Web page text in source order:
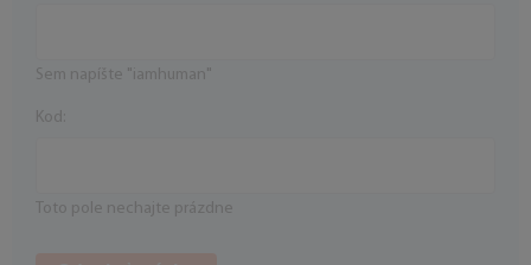
Sem napíšte "iamhuman"
Kod:
Toto pole nechajte prázdne